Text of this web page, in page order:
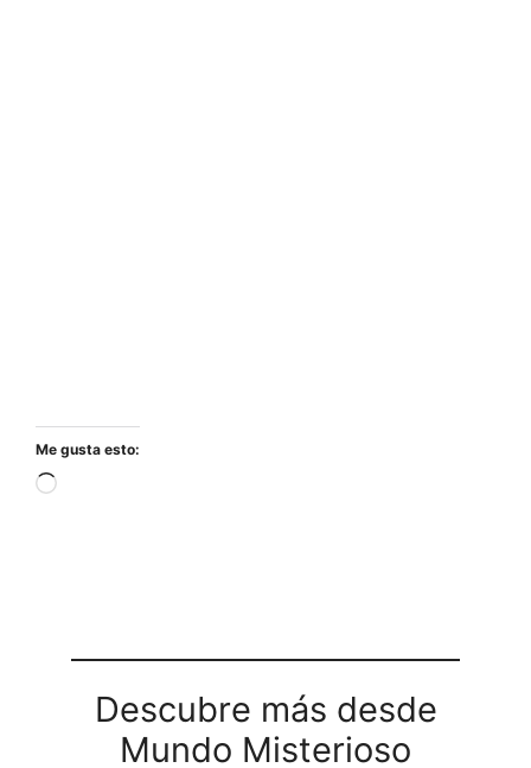
Me gusta esto:
Cargando...
Descubre más desde
Mundo Misterioso